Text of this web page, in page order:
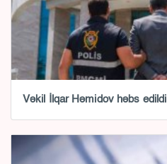
Vəkil İlqar Həmidov həbs edildi